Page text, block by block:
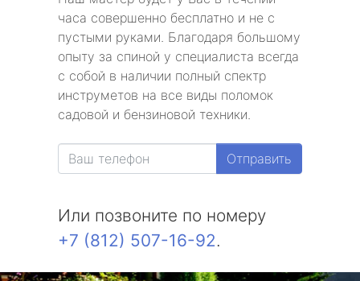
часа совершенно бесплатно и не с
пустыми руками. Благодаря большому
опыту за спиной у специалиста всегда
с собой в наличии полный спектр
инструметов на все виды поломок
садовой и бензиновой техники.
Отправить
Или позвоните по номеру
+7 (812) 507-16-92.